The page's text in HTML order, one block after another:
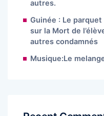
autres.
Guinée : Le
sur la Mort de
autres condamnés
Musique:Le